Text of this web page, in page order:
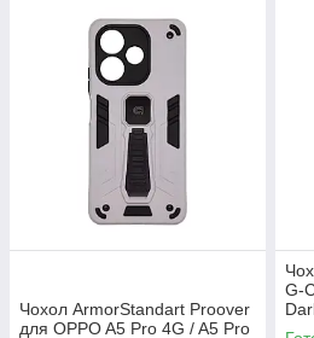
Чохол ArmorStandart Proover
для OPPO A5 Pro 4G / A5 Pro
G-